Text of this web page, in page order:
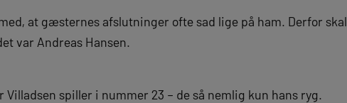
at gæsternes afslutninger ofte sad lige på ham. Derfor skal
var Andreas Hansen.
spiller i nummer 23 – de så nemlig kun hans ryg.